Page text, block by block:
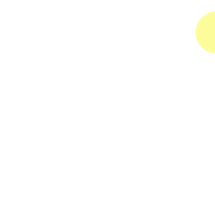
Informationen
Suche